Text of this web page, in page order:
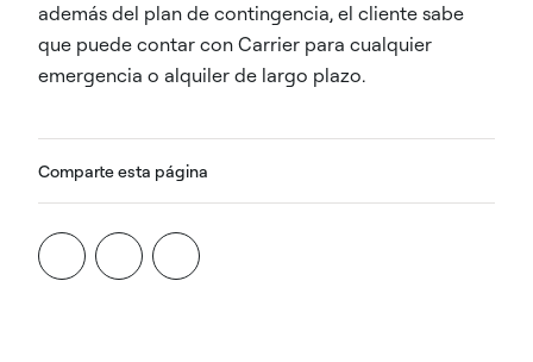
además del plan de contingencia, el cliente sabe
que puede contar con Carrier para cualquier
emergencia o alquiler de largo plazo.​
Comparte esta página